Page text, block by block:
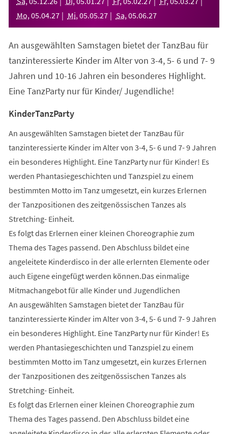
Mo, 05.04.27 Mi, 05.05.27 Sa, 05.06.27
An ausgewählten Samstagen bietet der TanzBau für
tanzinteressierte Kinder im Alter von 3-4, 5- 6 und 7- 9
Jahren und 10-16 Jahren ein besonderes Highlight.
Eine TanzParty nur für Kinder/ Jugendliche!
KinderTanzParty
An ausgewählten Samstagen bietet der TanzBau für
tanzinteressierte Kinder im Alter von 3-4, 5- 6 und 7- 9 Jahren
ein besonderes Highlight. Eine TanzParty nur für Kinder! Es
werden Phantasiegeschichten und Tanzspiel zu einem
bestimmten Motto im Tanz umgesetzt, ein kurzes Erlernen
der Tanzpositionen des zeitgenössischen Tanzes als
Stretching- Einheit.
Es folgt das Erlernen einer kleinen Choreographie zum
Thema des Tages passend. Den Abschluss bildet eine
angeleitete Kinderdisco in der alle erlernten Elemente oder
auch Eigene eingefügt werden können.Das einmalige
Mitmachangebot für alle Kinder und Jugendlichen
An ausgewählten Samstagen bietet der TanzBau für
tanzinteressierte Kinder im Alter von 3-4, 5- 6 und 7- 9 Jahren
ein besonderes Highlight. Eine TanzParty nur für Kinder! Es
werden Phantasiegeschichten und Tanzspiel zu einem
bestimmten Motto im Tanz umgesetzt, ein kurzes Erlernen
der Tanzpositionen des zeitgenössischen Tanzes als
Stretching- Einheit.
Es folgt das Erlernen einer kleinen Choreographie zum
Thema des Tages passend. Den Abschluss bildet eine